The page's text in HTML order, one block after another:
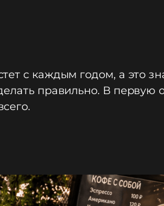
с каждым годом, а это
правильно. В